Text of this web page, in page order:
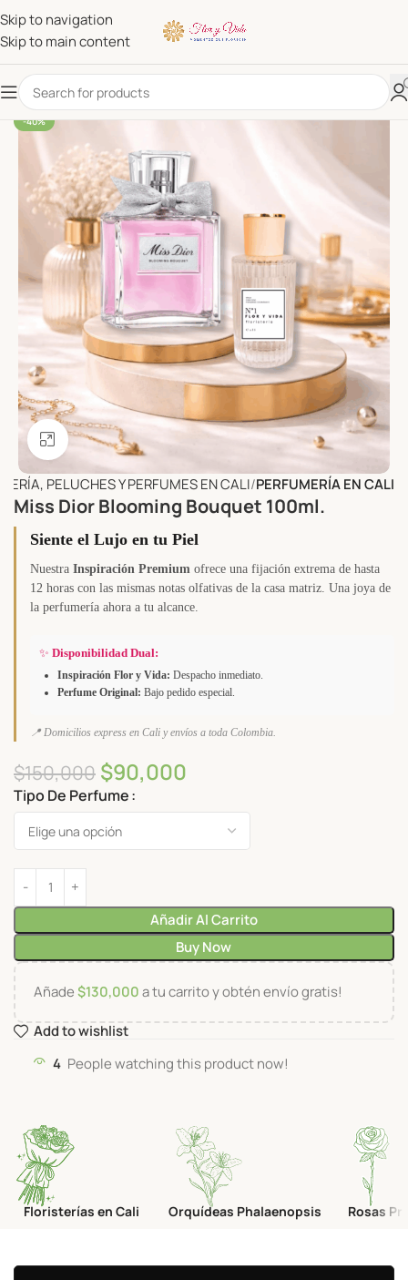
Skip to navigation
Skip to main content
-40%
Click to enlarge
PELUCHES Y PERFUMES EN CALI PERFUMERÍA EN CALI
Miss Dior Blooming Bouquet 100ml.
Siente el Lujo en tu Piel
Nuestra Inspiración Premium ofrece una fijación extrema de hasta
12 horas con las mismas notas olfativas de la casa matriz. Una joya de
la perfumería ahora a tu alcance.
✨ Disponibilidad Dual:
Inspiración Flor y Vida: Despacho inmediato.
Perfume Original: Bajo pedido especial.
📍 Domicilios express en Cali y envíos a toda Colombia.
$150,000 $90,000
Tipo De Perfume
Añadir Al Carrito
Buy Now
Añade$130,000a tu carrito y obtén envío gratis!
Add to wishlist
4 People watching this product now!
Floristerías en Cali Orquídeas Phalaenopsis Rosas